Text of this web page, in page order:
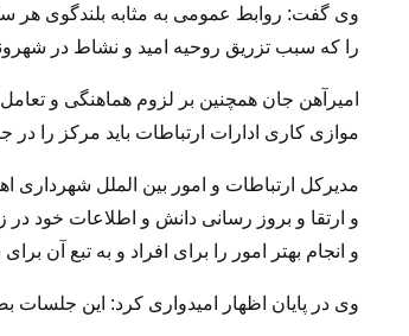
وی گفت: روابط عمومی به مثابه بلندگوی هر
را که سبب تزریق روحیه امید و نشاط در
امیرآهن جان همچنین بر لزوم هماهنگی و تعامل
موازی کاری ادارات ارتباطات باید مرکز را در
مدیرکل ارتباطات و امور بین الملل شهرداری
و ارتقا و بروز رسانی دانش و اطلاعات
و انجام بهتر امور را برای افراد و به تبع آن
وی در پایان اظهار امیدواری کرد: این جلسات